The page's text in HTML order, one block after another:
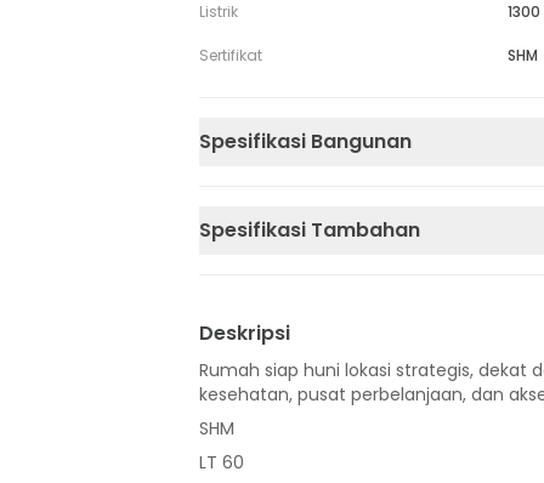
Listrik
Sertifikat SHM
Spesifikasi Bangunan
Spesifikasi Tambahan
Deskripsi
Rumah siap huni lokasi strategis, dekat
kesehatan, pusat perbelanjaan, dan
SHM
LT 60